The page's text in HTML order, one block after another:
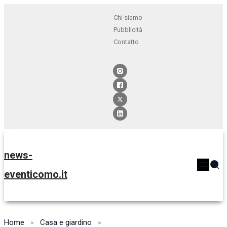
Chi siamo
Pubblicità
Contatto
news-
eventicomo.it
Home
Casa e giardino